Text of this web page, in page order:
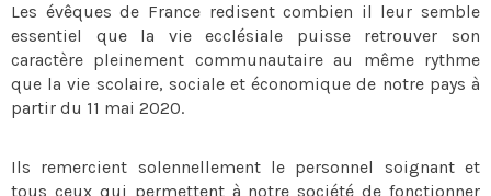
Les évêques de France redisent combien il leur semble
essentiel que la vie ecclésiale puisse retrouver son
caractère pleinement communautaire au même rythme
que la vie scolaire, sociale et économique de notre pays à
partir du 11 mai 2020.
Ils remercient solennellement le personnel soignant et
tous ceux qui permettent à notre société de fonctionner